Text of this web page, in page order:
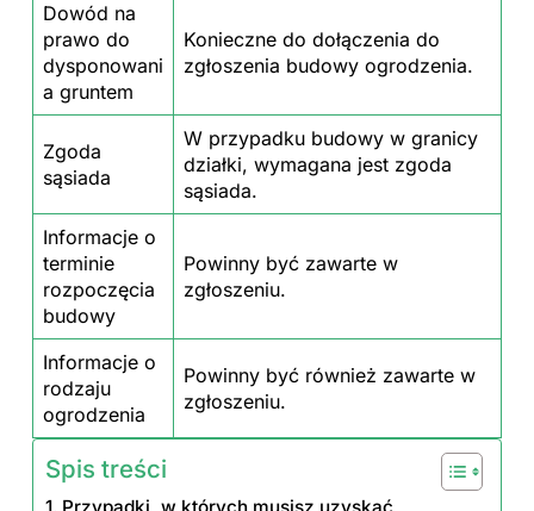
Dowód na
prawo do
dysponowani
a gruntem
Konieczne do dołączenia do
zgłoszenia budowy ogrodzenia.
Zgoda
sąsiada
W przypadku budowy w granicy
działki, wymagana jest zgoda
sąsiada.
Informacje o
terminie
rozpoczęcia
budowy
Powinny być zawarte w
zgłoszeniu.
Informacje o
rodzaju
ogrodzenia
Powinny być również zawarte w
zgłoszeniu.
Spis treści